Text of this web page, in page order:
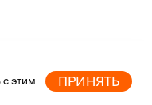
с этим
ПРИНЯТЬ